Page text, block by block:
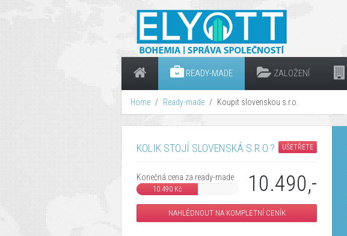
READY-MADE ZALOŽENÍ
Home Ready-made Koupit slovenskou s.r.o.
KOLIK STOJÍ SLOVENSKÁ S.R.O.? UŠETŘETE
10.490,-
Konečná cena za ready-made
10.490 Kč
NAHLÉDNOUT NA KOMPLETNÍ CENÍK